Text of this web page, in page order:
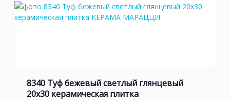
8340 Туф бежевый светлый глянцевый
20х30 керамическая плитка